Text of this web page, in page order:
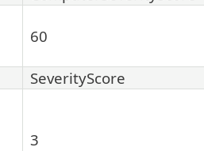
60
SeverityScore
3